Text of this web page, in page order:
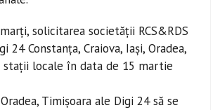
solicitarea societăţii RCS&RDS
Constanţa, Craiova, Iaşi, Oradea,
staţii locale în data de 15 martie
Timişoara ale Digi 24 să se